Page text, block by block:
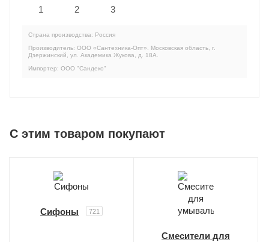
Страна производства: Россия
Производитель: ООО «Сантехника-Опт». Московская область, г.
Дзержинский, ул. Академика Жукова, д. 18А.
Импортер: ООО "Сандеко"
C этим товаром покупают
Сифоны 721
Смесители для